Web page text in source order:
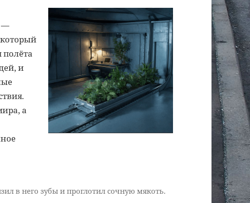
—
который
полёта
и
а
в него зубы и проглотил сочную мякоть.